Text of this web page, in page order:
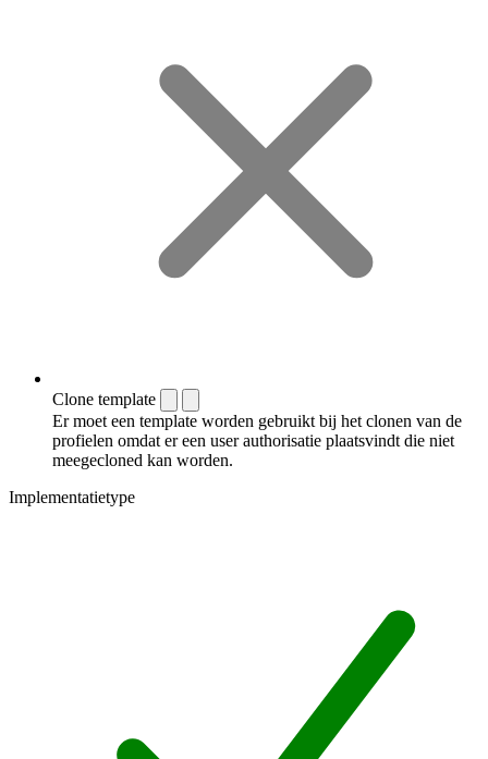
Clone template
Er moet een template worden gebruikt bij het clonen van de
profielen omdat er een user authorisatie plaatsvindt die niet
meegecloned kan worden.
Implementatietype